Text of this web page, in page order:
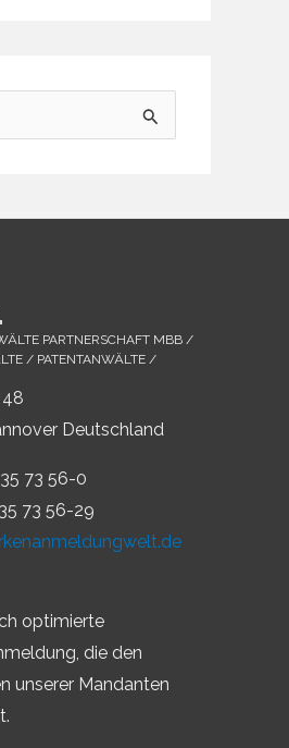
PARTNERSCHAFT MBB /
/ PATENTANWÄLTE /
48
Deutschland
73 56-0
73 56-29
optimierte
die den
unserer Mandanten